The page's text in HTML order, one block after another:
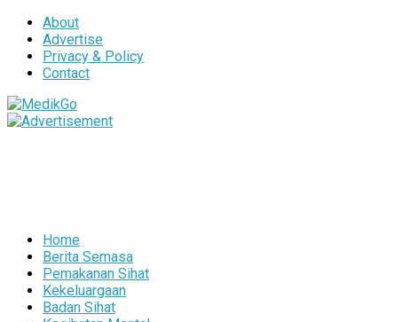
About
Advertise
Privacy & Policy
Contact
Home
Berita Semasa
Pemakanan Sihat
Kekeluargaan
Badan Sihat